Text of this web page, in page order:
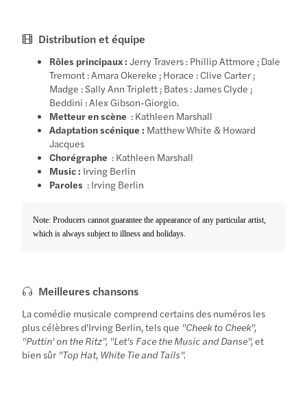
Distribution et équipe
Rôles principaux : Jerry Travers : Phillip Attmore ; Dale
Tremont : Amara Okereke ; Horace : Clive Carter ;
Madge : Sally Ann Triplett ; Bates : James Clyde ;
Beddini : Alex Gibson-Giorgio.
Metteur en scène : Kathleen Marshall
Adaptation scénique : Matthew White & Howard
Jacques
Chorégraphe : Kathleen Marshall
Music : Irving Berlin
Paroles : Irving Berlin
Note: Producers cannot guarantee the appearance of any particular artist,
which is always subject to illness and holidays.
Meilleures chansons
La comédie musicale comprend certains des numéros les
plus célèbres d'Irving Berlin, tels que "Cheek to Cheek",
"Puttin' on the Ritz", "Let's Face the Music and Danse",et
bien sûr "Top Hat, White Tie and Tails".